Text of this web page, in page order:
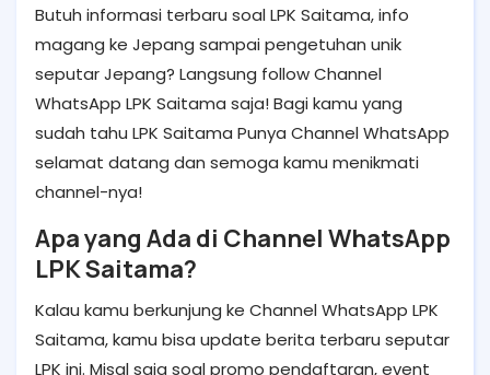
Butuh informasi terbaru soal LPK Saitama, info
magang ke Jepang sampai pengetuhan unik
seputar Jepang? Langsung follow Channel
WhatsApp LPK Saitama saja! Bagi kamu yang
sudah tahu LPK Saitama Punya Channel WhatsApp
selamat datang dan semoga kamu menikmati
channel-nya!
Apa yang Ada di Channel WhatsApp
LPK Saitama?
Kalau kamu berkunjung ke Channel WhatsApp LPK
Saitama, kamu bisa update berita terbaru seputar
LPK ini. Misal saja soal promo pendaftaran, event